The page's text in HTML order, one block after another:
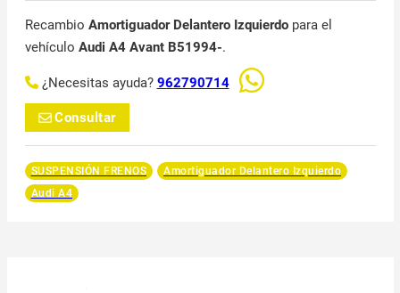
Recambio Amortiguador Delantero Izquierdopara el
vehículo Audi A4 Avant B51994-.
¿Necesitas ayuda? 962790714
Consultar
SUSPENSIÓN FRENOS
Amortiguador Delantero Izquierdo
Audi A4